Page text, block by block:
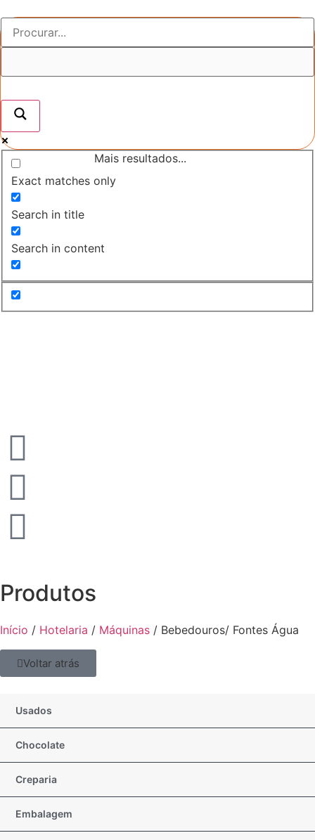
Mais resultados...
Exact matches only
Search in title
Search in content
Produtos
Início / Hotelaria / Máquinas / Bebedouros/ Fontes Água
Voltar atrás
Usados
Chocolate
Creparia
Embalagem